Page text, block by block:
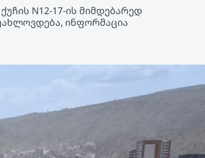
N12-17-ის მიმდებარედ
ინფორმაცია